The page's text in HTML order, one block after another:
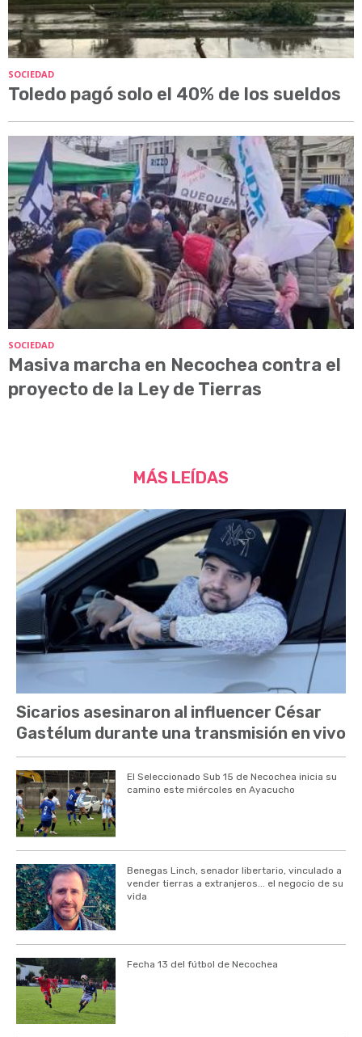
SOCIEDAD
Toledo pagó solo el 40% de los sueldos
SOCIEDAD
Masiva marcha en Necochea contra el
proyecto de la Ley de Tierras
MÁS LEÍDAS
Sicarios asesinaron al influencer César
Gastélum durante una transmisión en vivo
El Seleccionado Sub 15 de Necochea inicia su
camino este miércoles en Ayacucho
Benegas Linch, senador libertario, vinculado a
vender tierras a extranjeros... el negocio de su
vida
Fecha 13 del fútbol de Necochea